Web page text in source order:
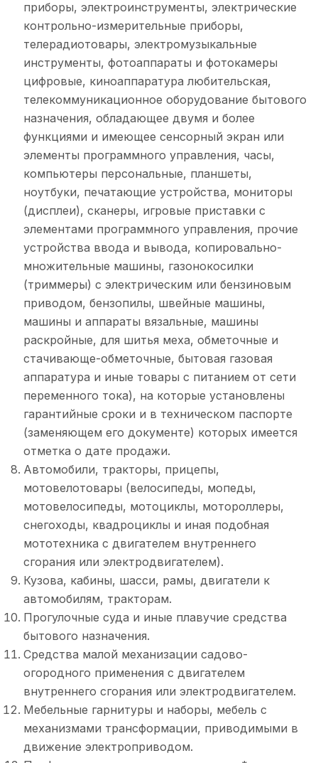
приборы, электроинструменты, электрические
контрольно-измерительные приборы,
телерадиотовары, электромузыкальные
инструменты, фотоаппараты и фотокамеры
цифровые, киноаппаратура любительская,
телекоммуникационное оборудование бытового
назначения, обладающее двумя и более
функциями и имеющее сенсорный экран или
элементы программного управления, часы,
компьютеры персональные, планшеты,
ноутбуки, печатающие устройства, мониторы
(дисплеи), сканеры, игровые приставки с
элементами программного управления, прочие
устройства ввода и вывода, копировально-
множительные машины, газонокосилки
(триммеры) с электрическим или бензиновым
приводом, бензопилы, швейные машины,
машины и аппараты вязальные, машины
раскройные, для шитья меха, обметочные и
стачивающе-обметочные, бытовая газовая
аппаратура и иные товары с питанием от сети
переменного тока), на которые установлены
гарантийные сроки и в техническом паспорте
(заменяющем его документе) которых имеется
отметка о дате продажи.
Автомобили, тракторы, прицепы,
мотовелотовары (велосипеды, мопеды,
мотовелосипеды, мотоциклы, мотороллеры,
снегоходы, квадроциклы и иная подобная
мототехника с двигателем внутреннего
сгорания или электродвигателем).
Кузова, кабины, шасси, рамы, двигатели к
автомобилям, тракторам.
Прогулочные суда и иные плавучие средства
бытового назначения.
Средства малой механизации садово-
огородного применения с двигателем
внутреннего сгорания или электродвигателем.
Мебельные гарнитуры и наборы, мебель с
механизмами трансформации, приводимыми в
движение электроприводом.